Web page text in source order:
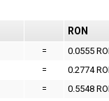
RON
=
0.0555
=
0.2774
=
0.5548